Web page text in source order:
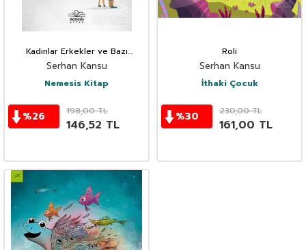
Kadınlar Erkekler ve Bazı
İhtimaller
Serhan Kansu
Nemesis Kitap
%26 198,00TL
146,52 TL
Roli
Serhan Kansu
İthaki Çocuk
%30 230,00TL
161,00 TL